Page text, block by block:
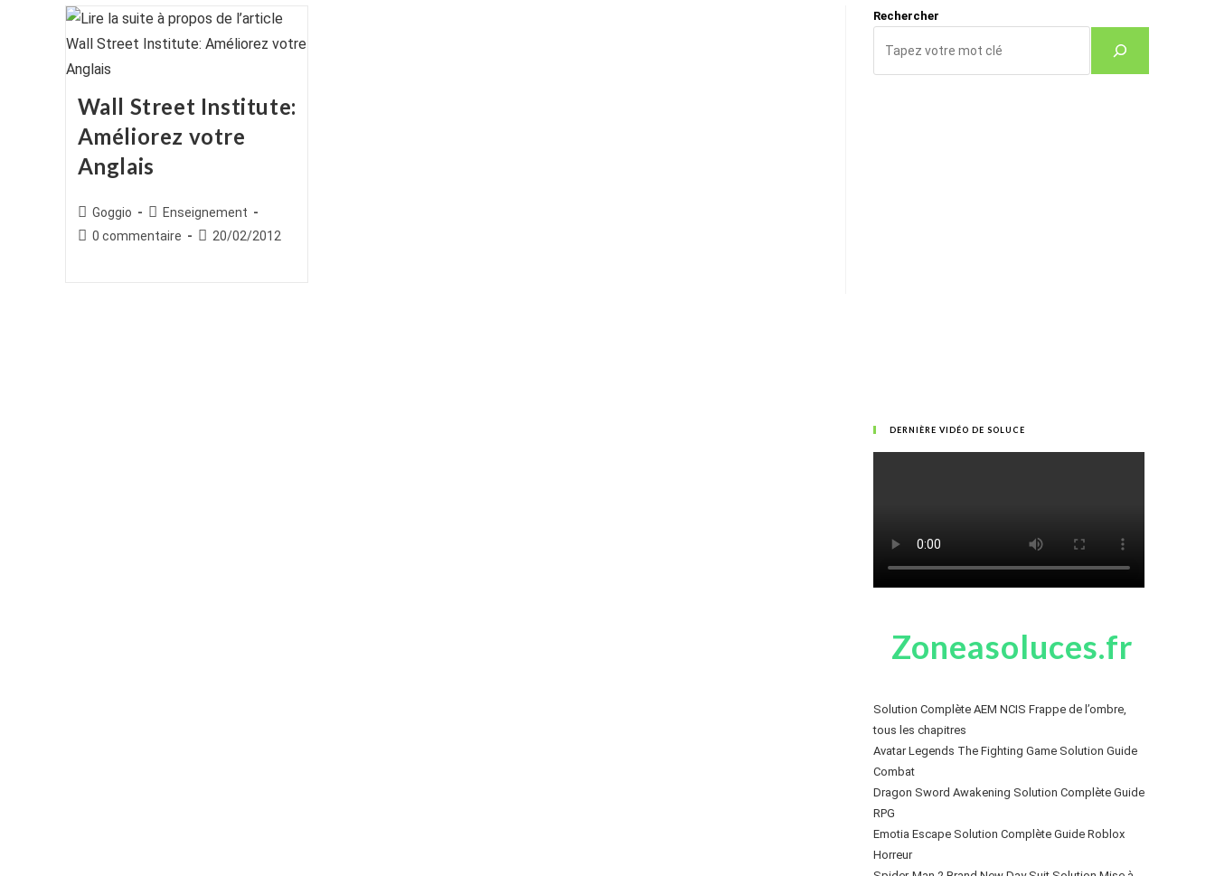
Wall Street Institute:
Améliorez votre
Anglais
Auteur/autrice
de
Goggio
Post
category:
Enseignement
Commentaires
0 commentaire
Publication
20/02/2012
Rechercher
DERNIÈRE VIDÉO DE SOLUCE
Zoneasoluces.fr
Solution Complète AEM NCIS Frappe de l’ombre,
tous les chapitres
Avatar Legends The Fighting Game Solution Guide
Combat
Dragon Sword Awakening Solution Complète Guide
RPG
Emotia Escape Solution Complète Guide Roblox
Horreur